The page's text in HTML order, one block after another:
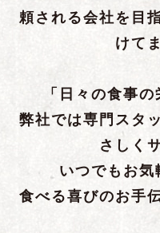
頼される会社を目
けて
「日々の食事
弊社では専門スタ
さしく
いつでもお気
食べる喜びのお手